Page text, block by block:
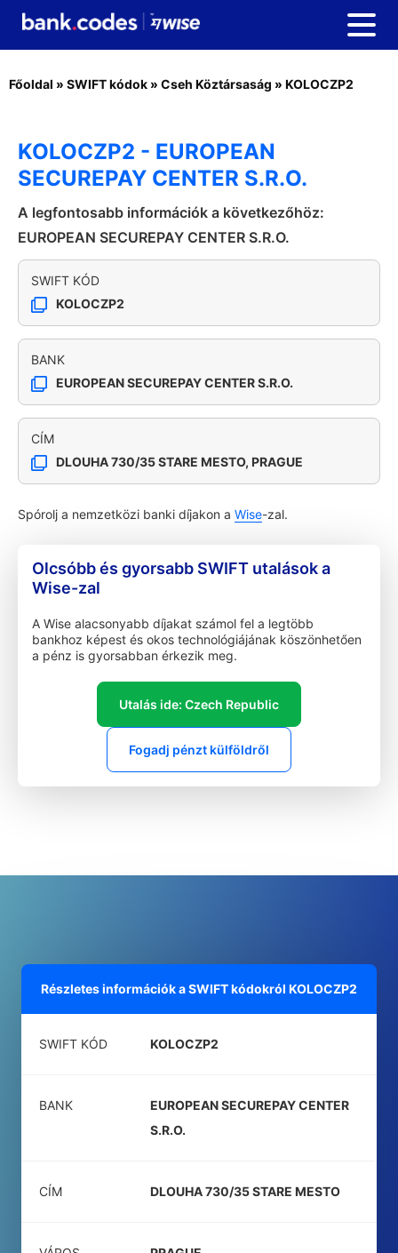
Főoldal » SWIFT kódok » Cseh Köztársaság » KOLOCZP2
KOLOCZP2 - EUROPEAN
SECUREPAY CENTER S.R.O.
A legfontosabb információk a következőhöz:
EUROPEAN SECUREPAY CENTER S.R.O.
SWIFT KÓD
KOLOCZP2
BANK
EUROPEAN SECUREPAY CENTER S.R.O.
CÍM
DLOUHA 730/35 STARE MESTO, PRAGUE
Spórolj a nemzetközi banki díjakon a Wise-zal.
Olcsóbb és gyorsabb SWIFT utalások a
Wise-zal
A Wise alacsonyabb díjakat számol fel a legtöbb
bankhoz képest és okos technológiájának köszönhetően
a pénz is gyorsabban érkezik meg.
Utalás ide: Czech Republic
Fogadj pénzt külföldről
Részletes információk a SWIFT kódokról KOLOCZP2
SWIFT KÓD KOLOCZP2
BANK
EUROPEAN SECUREPAY CENTER
S.R.O.
CÍM DLOUHA 730/35 STARE MESTO